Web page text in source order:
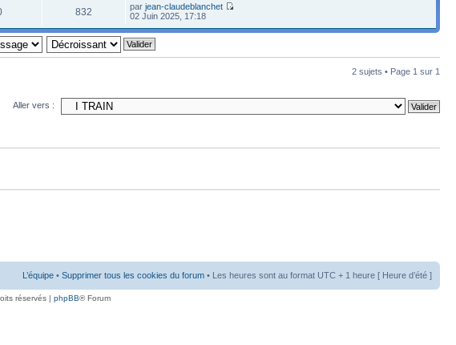
832 parjean-claudeblanchet
02 Juin 2025, 17:18
2 sujets • Page 1 sur 1
Aller vers :
L’équipe • Supprimer tous les cookies du forum • Les heures sont au format UTC + 1 heure [ Heure d’été ]
réservés | phpBB® Forum